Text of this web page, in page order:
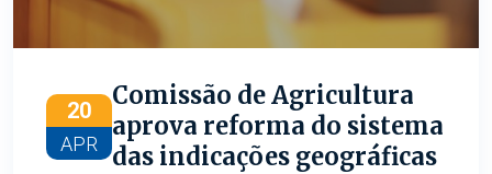
20
APR
Comissão de Agricultura
aprova reforma do sistema
das indicações geográficas